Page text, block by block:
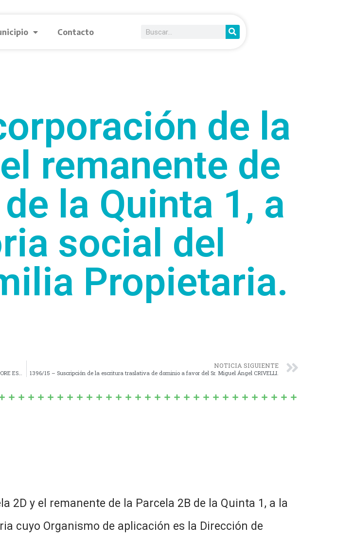
Contacto
de la
remanente de
la Quinta 1, a
social del
Propietaria.
NOTICIA SIGUIENTE
1396/15 – Suscripción de la escritura traslativa de dominio a favor del Sr. Miguel Ángel CRIVELLI.
2D y el remanente de la Parcela 2B de la Quinta 1, a la
cuyo Organismo de aplicación es la Dirección de